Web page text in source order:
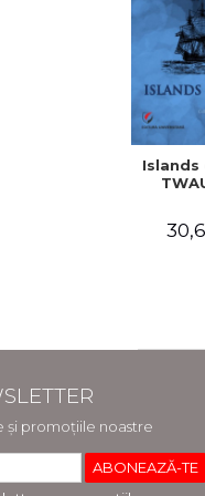
și promoțiile noastre